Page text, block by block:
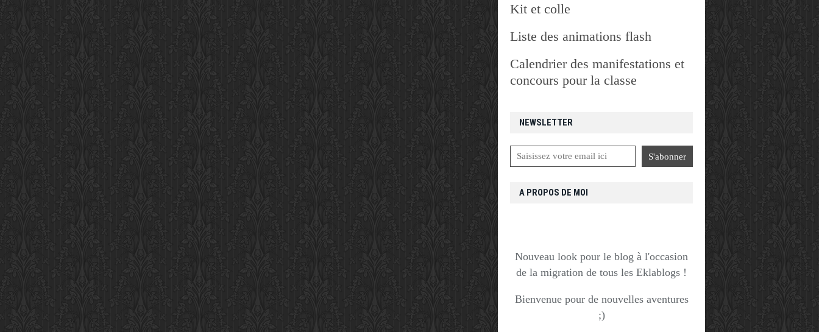
NEWSLETTER
Kit et colle
Liste des animations flash
Calendrier des manifestations et
concours pour la classe
A PROPOS DE MOI
Nouveau look pour le blog à l'occasion
de la migration de tous les Eklablogs !
Bienvenue pour de nouvelles aventures
;)